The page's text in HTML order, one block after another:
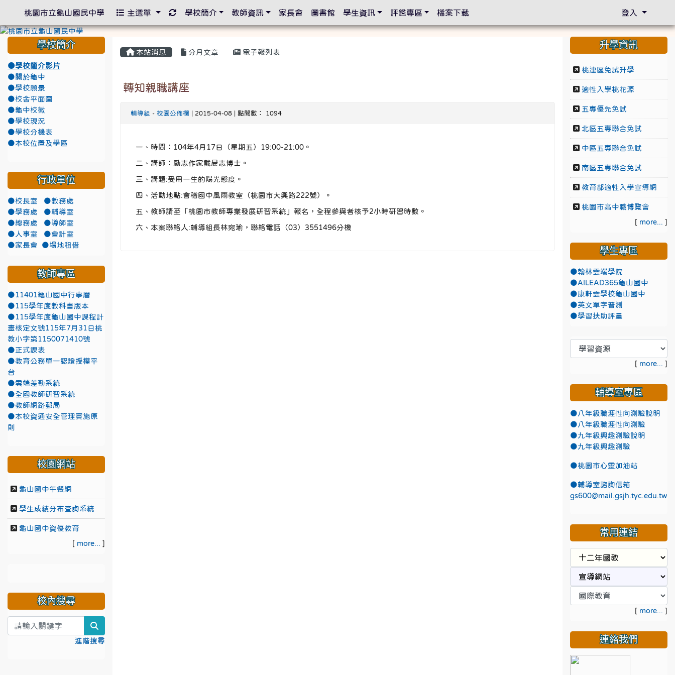
本站消息 分月文章 電子報列表
轉知親職講座
輔導組 - 校園公佈欄 | 2015-04-08 | 點閱數： 1094
一、時間：104年4月17日（星期五）19:00-21:00。
二、講師：勵志作家戴晨志博士。
三、講題:受用一生的陽光態度。
四、活動地點:會稽國中風雨教室（桃園市大興路222號）。
五、教師請至「桃園市教師專業發展研習系統」報名，全程參與者核予2小時研習時數。
六、本案聯絡人:輔導組長林宛瑜，聯絡電話（03）3551496分機
學校簡介
●學校簡介影片
●關於龜中
●學校願景
●校舍平面圖
●龜中校徽
●學校現況
●學校分機表
●本校位置及學區
行政單位
●校長室
●教務處
●學務處
●輔導室
●總務處
●導師室
●人事室
●會計室
●家長會
●場地租借
教師專區
●11401龜山國中行事曆
●115學年度教科書版本
●115學年度龜山國中課程計
畫核定文號115年7月31日桃
教小字第1150071410號
●正式課表
●教育公務單一認證授權平
台
●雲端差勤系統
●全國教師研習系統
●教師網路郵局
●本校資通安全管理實施原
則
校園網站
龜山國中午餐網
學生成績分布查詢系統
龜山國中資優教育
[ more... ]
校內搜尋
進階搜尋
升學資訊
桃連區免試升學
適性入學桃花源
五專優先免試
北區五專聯合免試
中區五專聯合免試
南區五專聯合免試
教育部適性入學宣導網
桃園市高中職博覽會
[ more... ]
學生專區
●翰林雲端學院
●AILEAD365龜山國中
●康軒雲學校龜山國中
●英文單字普測
●學習扶助評量
[ more... ]
輔導室專區
●八年級職涯性向測驗說明
●八年級職涯性向測驗
●九年級興趣測驗說明
●九年級興趣測驗
●桃園市心靈加油站
●輔導室諮詢信箱
gs600@mail.gsjh.tyc.edu.tw
常用連結
[ more... ]
連絡我們
桃園市立龜山國民中學 主選單 重新取得佈景設定
學校簡介 教師資訊 家長會 圖書館 學生資訊 評鑑專區 檔案下載 登入